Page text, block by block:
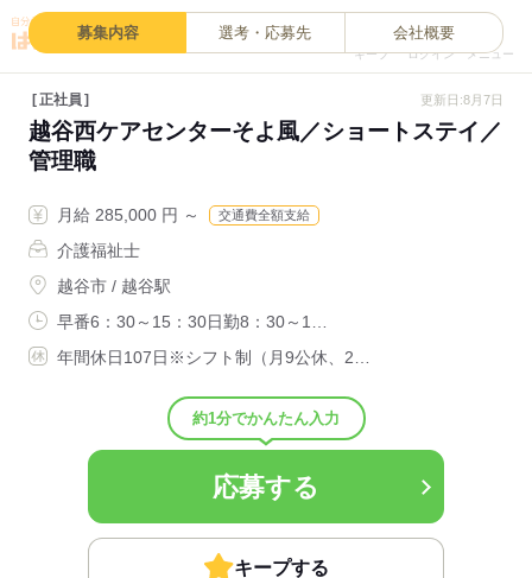
キープ ログイン メニュー
募集内容 選考・応募先 会社概要
正社員 更新日:8月7日
越谷西ケアセンターそよ風／ショートステイ／
管理職
月給 285,000 円 ～ 交通費全額支給
介護福祉士
越谷市 / 越谷駅
早番6：30～15：30日勤8：30～1…
年間休日107日※シフト制（月9公休、2…
約1分でかんたん入力
応募する
キープする